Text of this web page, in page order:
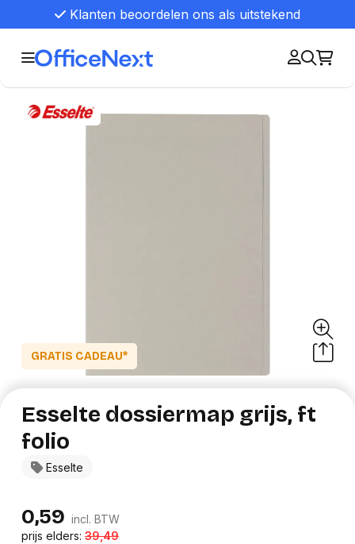
Klanten beoordelen ons als uitstekend
GRATIS CADEAU*
Esselte
Esselte dossiermap grijs, ft
folio
0,59 incl. BTW
prijs elders:39,49